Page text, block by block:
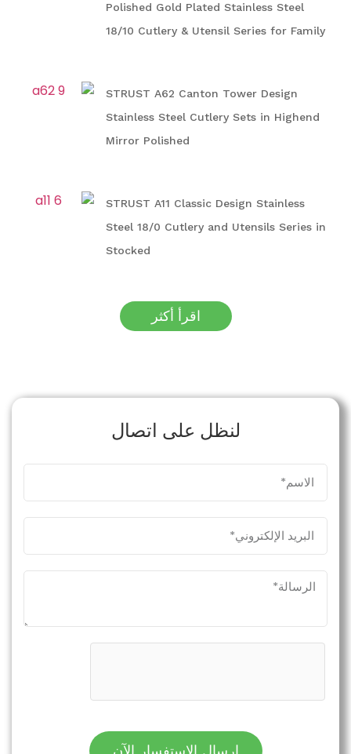
Polished Gold Plated Stainless Steel
18/10 Cutlery & Utensil Series for Family
STRUST A62 Canton Tower Design
Stainless Steel Cutlery Sets in Highend
Mirror Polished
STRUST A11 Classic Design Stainless
Steel 18/0 Cutlery and Utensils Series in
Stocked
اقرأ أكثر
لنظل على اتصال
إرسال الاستفسار الآن